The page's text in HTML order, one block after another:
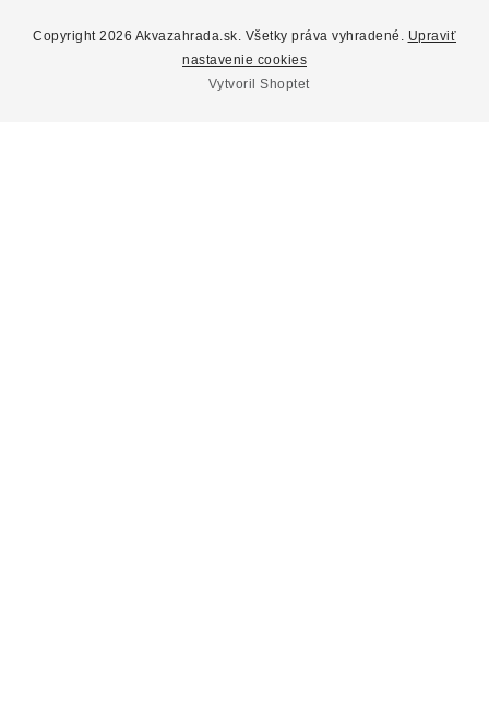
Informácie o súboroch cookies
Zásady používania súborov cookies
Vytvoril Shoptet
Copyright 2026 Akvazahrada.sk. Všetky práva vyhradené. Upraviť
nastavenie cookies